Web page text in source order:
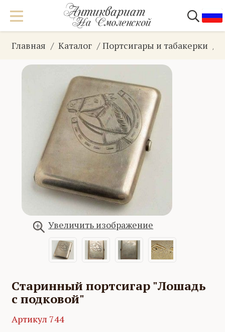
Главная Каталог Портсигары и табакерки
Увеличить изображение
Старинный портсигар "Лошадь
с подковой"
Артикул 744